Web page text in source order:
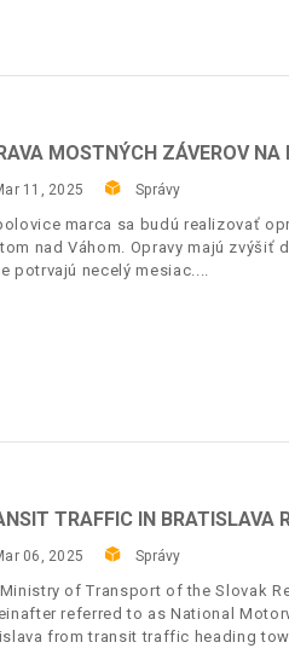
MOSTNÝCH ZÁVEROV
11, 2025 Správy
marca sa budú realizovať
nad Váhom. Opravy majú zvýšiť
potrvajú necelý mesiac.
TRAFFIC IN BRATISLAVA
06, 2025 Správy
of Transport of the Slovak
referred to as National
from transit traffic heading